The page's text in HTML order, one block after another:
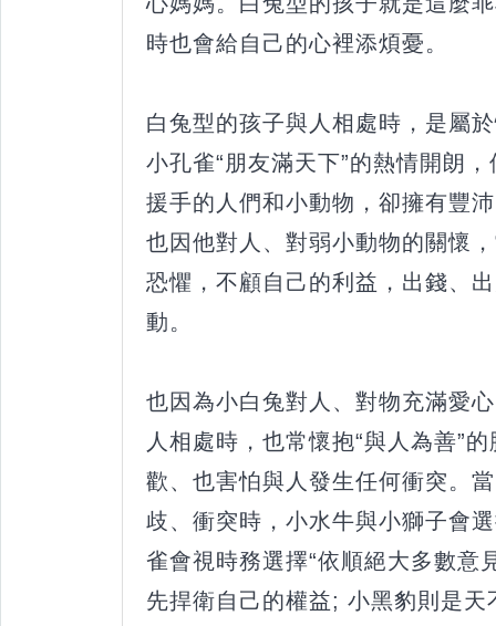
時也會給自己的心裡添煩憂。
白兔型的孩子與人相處時，是屬
小孔雀“朋友滿天下”的熱情開朗
援手的人們和小動物，卻擁有豐
也因他對人、對弱小動物的關懷
恐懼，不顧自己的利益，出錢、
動。
也因為小白兔對人、對物充滿愛
人相處時，也常懷抱“與人為善”
歡、也害怕與人發生任何衝突。
歧、衝突時，小水牛與小獅子會
雀會視時務選擇“依順絕大多數意
先捍衛自己的權益; 小黑豹則是天